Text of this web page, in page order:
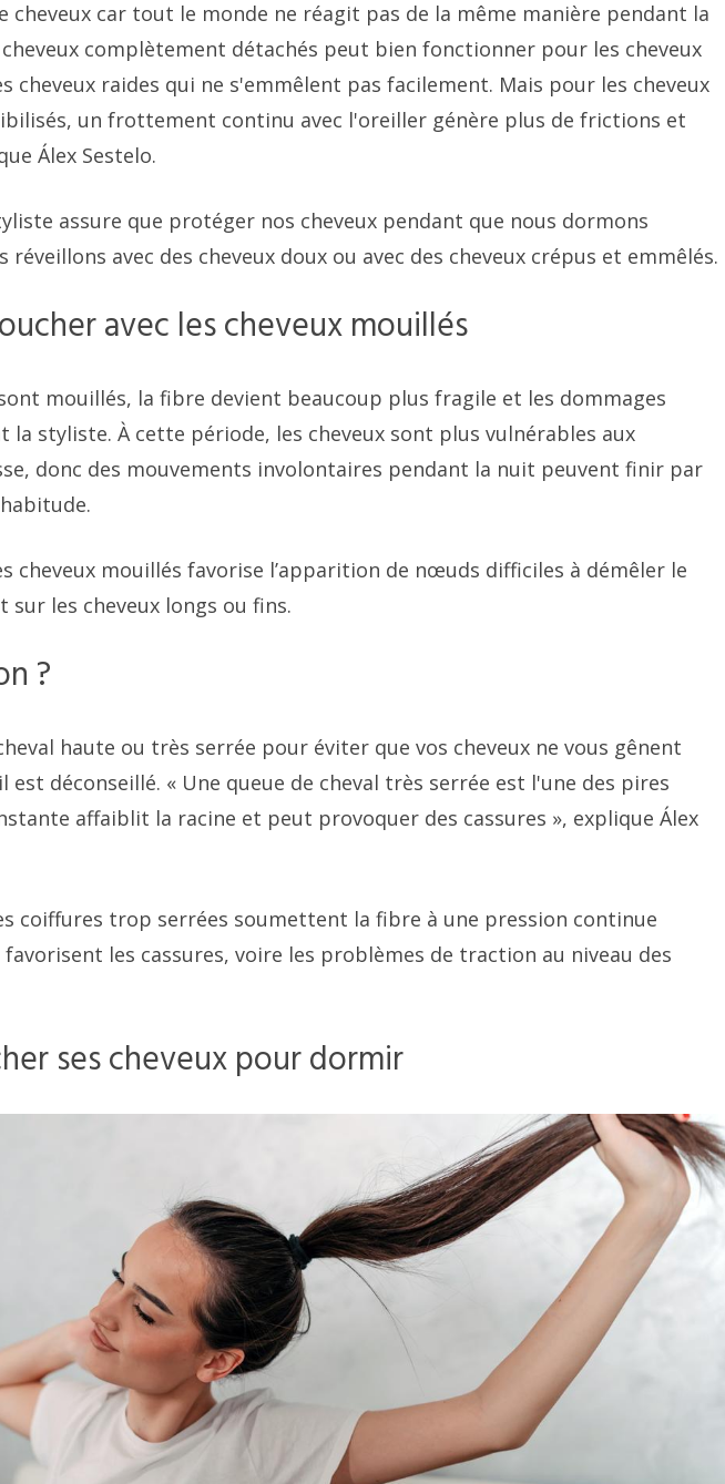
cheveux car tout le monde ne réagit pas de la même manière pendant la
complètement détachés peut bien fonctionner pour les cheveux
cheveux raides qui ne s'emmêlent pas facilement. Mais pour les cheveux
un frottement continu avec l'oreiller génère plus de frictions et
Álex Sestelo.
assure que protéger nos cheveux pendant que nous dormons
avec des cheveux doux ou avec des cheveux crépus et emmêlés.
avec les cheveux mouillés
mouillés, la fibre devient beaucoup plus fragile et les dommages
la styliste. À cette période, les cheveux sont plus vulnérables aux
donc des mouvements involontaires pendant la nuit peuvent finir par
cheveux mouillés favorise l’apparition de nœuds difficiles à démêler le
les cheveux longs ou fins.
?
haute ou très serrée pour éviter que vos cheveux ne vous gênent
déconseillé. « Une queue de cheval très serrée est l'une des pires
affaiblit la racine et peut provoquer des cassures », explique Álex
coiffures trop serrées soumettent la fibre à une pression continue
les cassures, voire les problèmes de traction au niveau des
ses cheveux pour dormir